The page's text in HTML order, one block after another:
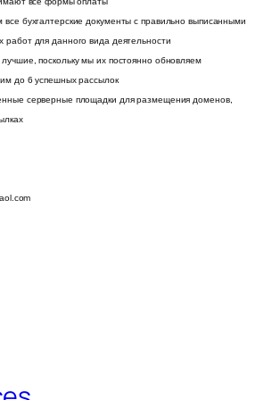
бухгалтерские документы с правильно выписанными
работ для данного вида деятельности
поскольку мы их постоянно обновляем
до 6 успешных рассылок
серверные площадки для размещения доменов,